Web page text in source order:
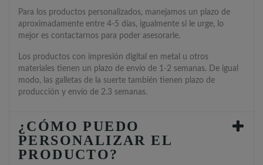
Para los productos personalizados, manejamos un plazo de
aproximadamente entre 4-5 días, igualmente si le urge, lo
mejor es contactarnos para poder asesorarle.
Los productos con impresión digital en metal u otros
materiales tienen un plazo de envío de 1-2 semanas. De igual
modo, las galletas de la suerte también tienen plazo de
producción y envío de 2.3 semanas.
¿CÓMO PUEDO
PERSONALIZAR EL
PRODUCTO?